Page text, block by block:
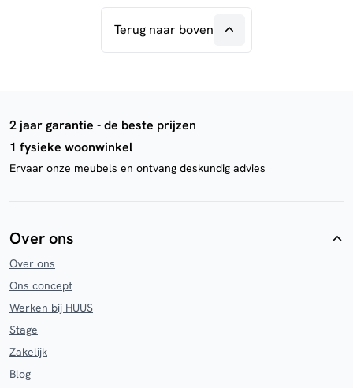
Terug naar boven
2 jaar garantie - de beste prijzen
1 fysieke woonwinkel
Ervaar onze meubels en ontvang deskundig advies
Over ons
Over ons
Ons concept
Werken bij HUUS
Stage
Zakelijk
Blog